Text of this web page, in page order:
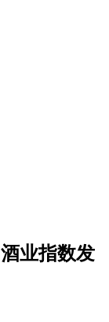
业指数发